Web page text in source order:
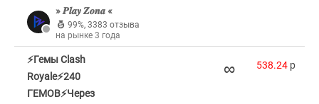
» 𝑷𝒍𝒂𝒚 𝒁𝒐𝒏𝒂 «
99%, 3383 отзыва
на рынке 3 года
⚡Гемы Clash
Royale⚡240
ГЕМОВ⚡Через
∞ 538.24 p